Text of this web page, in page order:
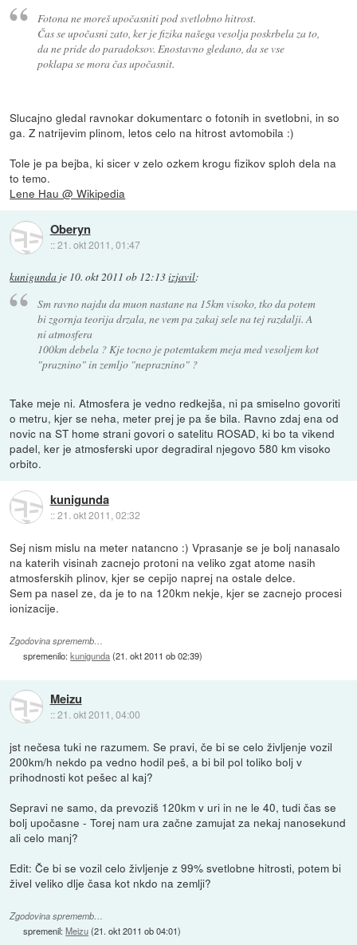
Fotona ne moreš upočasniti pod svetlobno hitrost.
Čas se upočasni zato, ker je fizika našega vesolja poskrbela za to,
da ne pride do paradoksov. Enostavno gledano, da se vse
poklapa se mora čas upočasnit.
Slucajno gledal ravnokar dokumentarc o fotonih in svetlobni, in so
ga. Z natrijevim plinom, letos celo na hitrost avtomobila :)
Tole je pa bejba, ki sicer v zelo ozkem krogu fizikov sploh dela na
to temo.
Lene Hau @ Wikipedia
Oberyn
::21. okt 2011, 01:47
kunigunda je 10. okt 2011 ob 12:13izjavil:
Sm ravno najdu da muon nastane na 15km visoko, tko da potem
bi zgornja teorija drzala, ne vem pa zakaj sele na tej razdalji. A
ni atmosfera
100km debela ? Kje tocno je potemtakem meja med vesoljem kot
"praznino" in zemljo "nepraznino" ?
Take meje ni. Atmosfera je vedno redkejša, ni pa smiselno govoriti
o metru, kjer se neha, meter prej je pa še bila. Ravno zdaj ena od
novic na ST home strani govori o satelitu ROSAD, ki bo ta vikend
padel, ker je atmosferski upor degradiral njegovo 580 km visoko
orbito.
kunigunda
::21. okt 2011, 02:32
Sej nism mislu na meter natancno :) Vprasanje se je bolj nanasalo
na katerih visinah zacnejo protoni na veliko zgat atome nasih
atmosferskih plinov, kjer se cepijo naprej na ostale delce.
Sem pa nasel ze, da je to na 120km nekje, kjer se zacnejo procesi
ionizacije.
Zgodovina sprememb…
spremenilo:kunigunda(21. okt 2011 ob 02:39)
Meizu
::21. okt 2011, 04:00
jst nečesa tuki ne razumem. Se pravi, če bi se celo življenje vozil
200km/h nekdo pa vedno hodil peš, a bi bil pol toliko bolj v
prihodnosti kot pešec al kaj?
Sepravi ne samo, da prevoziš 120km v uri in ne le 40, tudi čas se
bolj upočasne - Torej nam ura začne zamujat za nekaj nanosekund
ali celo manj?
Edit: Če bi se vozil celo življenje z 99% svetlobne hitrosti, potem bi
živel veliko dlje časa kot nkdo na zemlji?
Zgodovina sprememb…
spremenil:Meizu(21. okt 2011 ob 04:01)